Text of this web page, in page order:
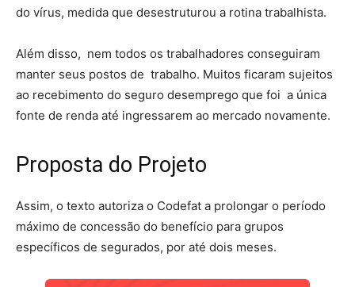
do vírus, medida que desestruturou a rotina trabalhista.
Além disso, nem todos os trabalhadores conseguiram
manter seus postos de trabalho. Muitos ficaram sujeitos
ao recebimento do seguro desemprego que foi a única
fonte de renda até ingressarem ao mercado novamente.
Proposta do Projeto
Assim, o texto autoriza o Codefat a prolongar o período
máximo de concessão do benefício para grupos
específicos de segurados, por até dois meses.